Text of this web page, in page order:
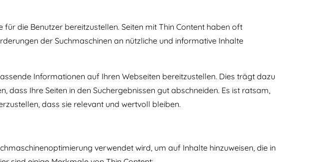
die Benutzer bereitzustellen. Seiten mit Thin Content haben oft
der Suchmaschinen an nützliche und informative Inhalte
Informationen auf Ihren Webseiten bereitzustellen. Dies trägt dazu
dass Ihre Seiten in den Suchergebnissen gut abschneiden. Es ist ratsam,
dass sie relevant und wertvoll bleiben.
verwendet wird, um auf Inhalte hinzuweisen, die in